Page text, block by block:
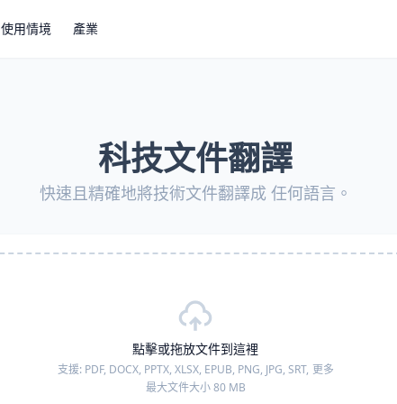
使用情境 產業
科技文件翻譯
快速且精確地將技術文件翻譯成 任何語言。
點擊或拖放文件到這裡
支援: PDF, DOCX, PPTX, XLSX, EPUB, PNG, JPG, SRT, 更多
最大文件大小 80 MB